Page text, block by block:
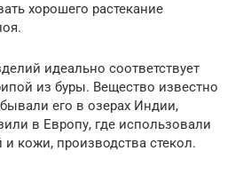
хорошего растекание
идеально соответствует
из буры. Вещество известно
его в озерах Индии,
в Европу, где использовали
и кожи, производства стекол.